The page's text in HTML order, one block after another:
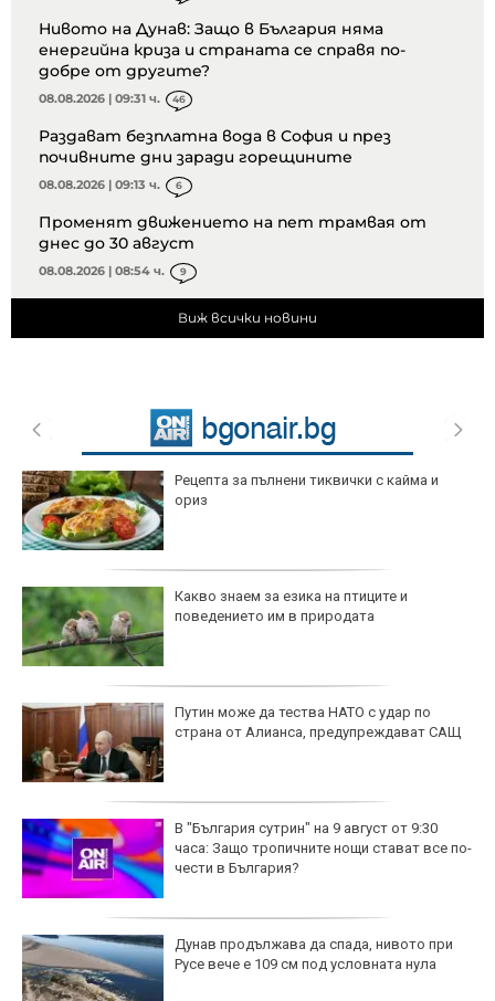
Нивото на Дунав: Защо в България няма
енергийна криза и страната се справя по-
добре от другите?
08.08.2026 | 09:31 ч. 46
Раздават безплатна вода в София и през
почивните дни заради горещините
08.08.2026 | 09:13 ч. 6
Променят движението на пет трамвая от
днес до 30 август
08.08.2026 | 08:54 ч. 9
Виж всички новини
Рецепта за пълнени тиквички с кайма и
ориз
Какво знаем за езика на птиците и
поведението им в природата
Путин може да тества НАТО с удар по
страна от Алианса, предупреждават САЩ
В "България сутрин" на 9 август от 9:30
часа: Защо тропичните нощи стават все по-
чести в България?
Дунав продължава да спада, нивото при
Русе вече е 109 см под условната нула